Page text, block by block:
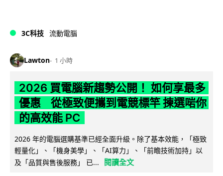
3C科技 流動電腦
Lawton 1 小時
2026 買電腦新趨勢公開！ 如何享最多
優惠 從極致便攜到電競標竿 揀選啱你
的高效能 PC
2026 年的電腦選購基準已經全面升級。除了基本效能，「極致
輕量化」、「機身美學」、「AI算力」、「前瞻技術加持」以
及「品質與售後服務」 已...
閱讀全文